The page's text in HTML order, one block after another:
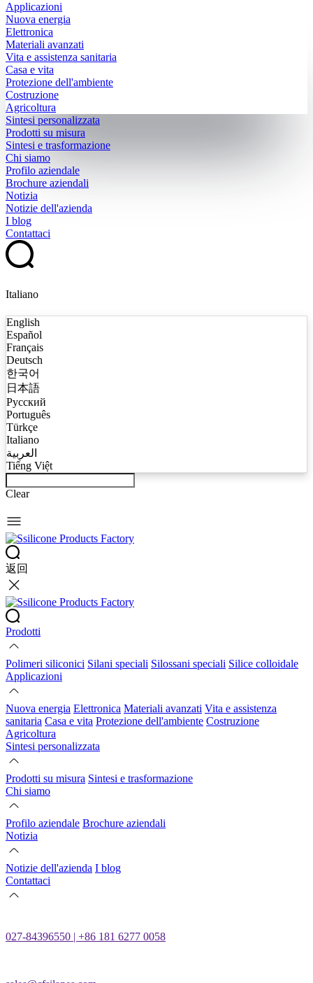
Applicazioni
Nuova energia
Elettronica
Materiali avanzati
Vita e assistenza sanitaria
Casa e vita
Protezione dell'ambiente
Costruzione
Agricoltura
Sintesi personalizzata
Prodotti su misura
Sintesi e trasformazione
Chi siamo
Profilo aziendale
Brochure aziendali
Notizia
Notizie dell'azienda
I blog
Contattaci
Italiano
English
Español
Français
Deutsch
한국어
日本語
Русский
Português
Türkçe
Italiano
العربية
Tiếng Việt
Clear
返回
Prodotti
Polimeri siliconici Silani speciali Silossani speciali Silice colloidale
Applicazioni
Nuova energia Elettronica Materiali avanzati Vita e assistenza
sanitaria Casa e vita Protezione dell'ambiente Costruzione
Agricoltura
Sintesi personalizzata
Prodotti su misura Sintesi e trasformazione
Chi siamo
Profilo aziendale Brochure aziendali
Notizia
Notizie dell'azienda I blog
Contattaci
027-84396550 | +86 181 6277 0058